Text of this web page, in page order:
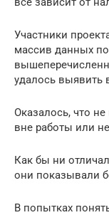
Участники
массив данных
удалось выявить
Оказалось, что
вне работы или
Как бы ни
они показывали
В попытках